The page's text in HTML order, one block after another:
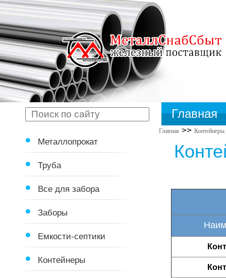
Главная
Главная >> Контейнеры
Металлопрокат
Труба
Все для забора
Заборы
Емкости-септики
Контейнеры